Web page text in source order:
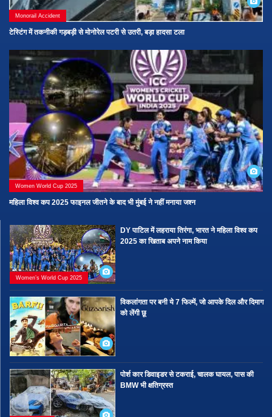
Monorail Accident
टेस्टिंग में तकनीकी गड़बड़ी से मोनोरेल पटरी से उतरी, बड़ा हादसा टला
Women World Cup 2025
महिला विश्व कप 2025 फाइनल जीतने के बाद भी मुंबई ने नहीं मनाया जश्न
Women’s World Cup 2025
DY पाटिल में लहराया तिरंगा, भारत ने महिला विश्व कप
2025 का खिताब अपने नाम किया
विकलांगता पर बनी ये 7 फिल्में, जो आपके दिल और दिमाग
को लेंगी छू
पोर्श कार डिवाइडर से टकराई, चालक घायल, पास की
BMW भी क्षतिग्रस्त